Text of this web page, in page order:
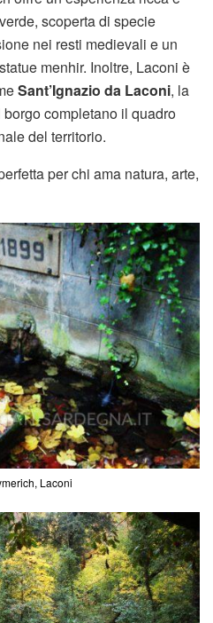
scoperta di specie
nei resti medievali e un
menhir. Inoltre, Laconi è
Sant’Ignazio da Laconi, la
completano il quadro
del territorio.
per chi ama natura, arte,
Laconi